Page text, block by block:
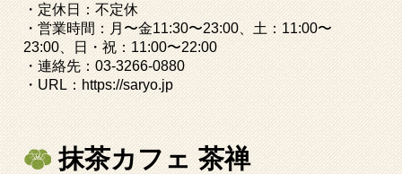
・定休日：不定休
・営業時間：月〜金11:30〜23:00、土： 11:00〜
23:00、日・祝： 11:00〜22:00
・連絡先：03-3266-0880
・ URL ： https://saryo.jp
抹茶カフェ 茶禅